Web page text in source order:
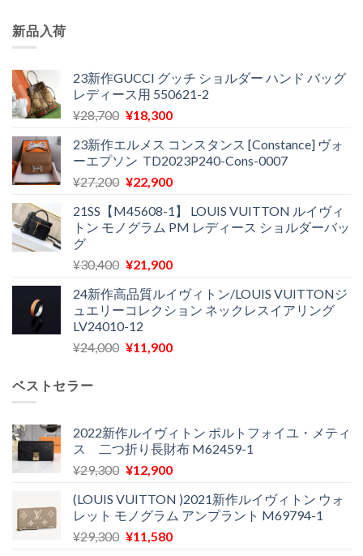
新品入荷
23新作GUCCI グッチ ショルダー ハンド バッグ
レディース用 550621-2
¥28,700 元
価
格
は
で
し
¥18,300現
の
価
格
¥18,300
で
23新作エルメス コンスタンス [Constance] ヴォ
ーエプソン TD2023P240-Cons-0007
¥27,200 元
価
格
¥27,200
し
た。
¥22,900現
の
価
は
で
す。
21SS【M45608-1】 LOUIS VUITTON ルイヴィ
トン モノグラム PM レディース ショルダーバッ
グ
¥30,400 元
価
格
は
¥30,400
¥21,900現
の
価
は
24新作高品質ルイヴィトン/LOUIS VUITTONジ
ュエリーコレクション ネックレスイアリング
LV24010-12
¥24,000 元
¥24,000
で
し
¥11,900現
は
¥11,900
で
ベストセラー
2022新作ルイヴィトン ポルトフォイユ・メティ
ス 二つ折り長財布 M62459-1
¥29,300 元
価
格
は
¥12,900現
の
価
格
(LOUIS VUITTON )2021新作ルイヴィトン ウォ
レット モノグラム アンプラント M69794-1
¥29,300 元
¥11,580現